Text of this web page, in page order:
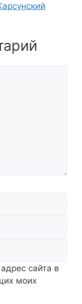
сайта в
моих